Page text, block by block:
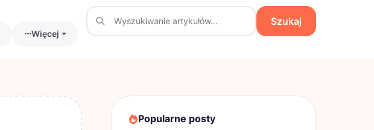
Więcej
Szukaj
Popularne posty